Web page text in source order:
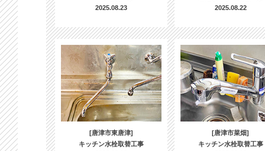
2025.08.23
2025.08.22
[唐津市東唐津]
キッチン水栓取替工事
[唐津市菜畑]
キッチン水栓取替工事